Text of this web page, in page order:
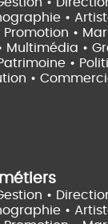
•
•
Multimédia •
•
•
•
•